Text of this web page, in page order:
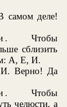
деле!
. Чтобы
сблизить
А, Е, И.
Верно! Да
. Чтобы
челюсти, а